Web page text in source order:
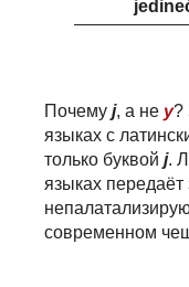
j
Почему j, а не y?
языках с
только буквой j.
языках передаёт
современном